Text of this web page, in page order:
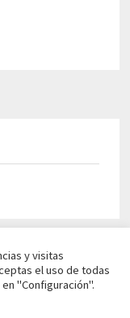
y visitas
el uso de todas
"Configuración".